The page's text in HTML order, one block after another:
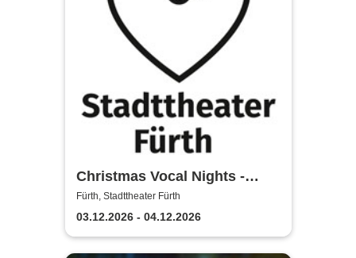
Christmas Vocal Nights -
Stadttheater Fürth
Fürth, Stadttheater Fürth
03.12.2026 - 04.12.2026